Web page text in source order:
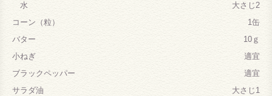
水
大さじ2
コーン（粒）
1缶
バター
10ｇ
小ねぎ
適宜
ブラックペッパー
適宜
サラダ油
大さじ1